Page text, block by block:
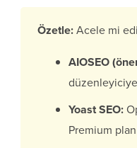
Özetle:Acele mi
AIOSEO
Yoast SEO:
Premium